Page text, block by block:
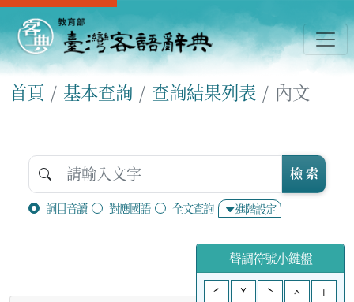
首頁 基本查詢 查詢結果列表 內文
詞目音讀 對應國語 全文查詢 進階設定
檢 索
聲調符號小鍵盤
ˊ
ˇ ˋ ^ +